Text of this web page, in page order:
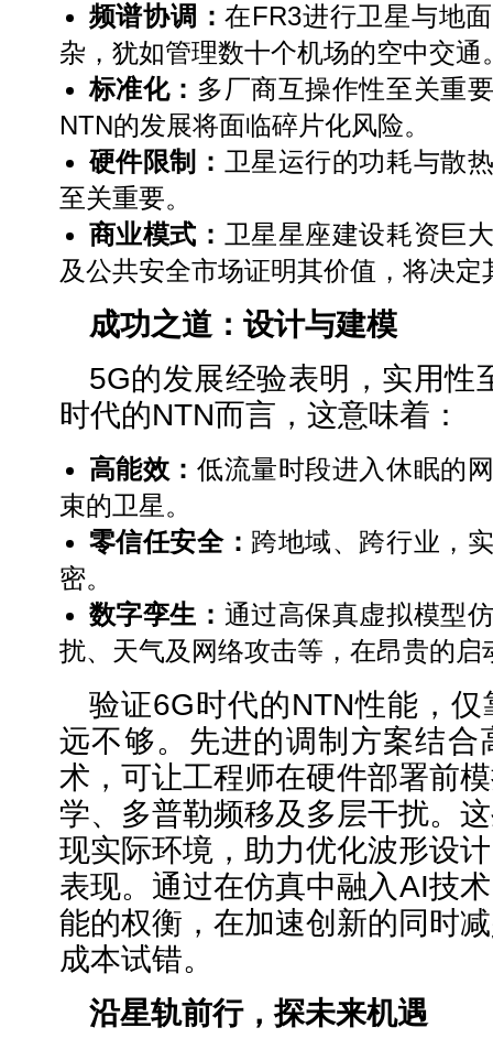
频谱协调：在FR3进行卫星与地
杂，犹如管理数十个机场的空中交通
标准化： 多厂商互操作性至关重
NTN的发展将面临碎片化风险。
硬件限制： 卫星运行的功耗与散
至关重要。
商业模式： 卫星星座建设耗资巨
及公共安全市场证明其价值，将决定
成功之道：设计与建模
5G的发展经验表明，实用性
时代的NTN而言，这意味着：
高能效： 低流量时段进入休眠的
束的卫星。
零信任安全： 跨地域、跨行业，
密。
数字孪生： 通过高保真虚拟模型
扰、天气及网络攻击等，在昂贵的启
验证6G时代的NTN性能，
远不够。先进的调制方案结合
术，可让工程师在硬件部署前
学、多普勒频移及多层干扰。
现实际环境，助力优化波形设
表现。通过在仿真中融入AI技
能的权衡，在加速创新的同时
成本试错。
沿星轨前行，探未来机遇